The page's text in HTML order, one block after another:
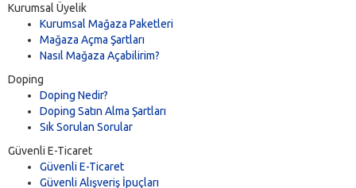
Kurumsal Üyelik
Kurumsal Mağaza Paketleri
Mağaza Açma Şartları
Nasıl Mağaza Açabilirim?
Doping
Doping Nedir?
Doping Satın Alma Şartları
Sık Sorulan Sorular
Güvenli E-Ticaret
Güvenli E-Ticaret
Güvenli Alışveriş İpuçları